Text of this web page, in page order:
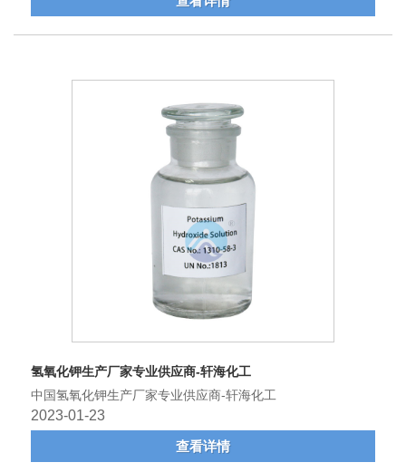
氢氧化钾生产厂家专业供应商-轩海化工
中国氢氧化钾生产厂家专业供应商-轩海化工
2023-01-23
查看详情